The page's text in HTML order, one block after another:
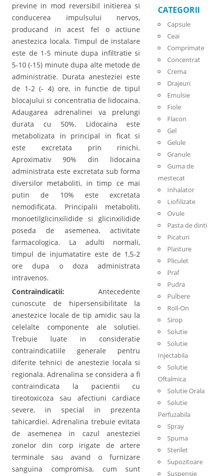
previne in mod reversibil initierea si
conducerea impulsului nervos,
producand in acest fel o actiune
anestezica locala. Timpul de instalare
este de 1-5 minute dupa infiltratie si
5-10 (-15) minute dupa alte metode de
administratie. Durata anesteziei este
de 1-2 (- 4) ore, in functie de tipul
blocajului si concentratia de lidocaina.
Adaugarea adrenalinei va prelungi
durata cu 50%. Lidocaina este
metabolizata in principal in ficat si
este excretata prin rinichi.
Aproximativ 90% din lidocaina
administrata este excretata sub forma
diversilor metaboliti, in timp ce mai
putin de 10% este excretata
nemodificata. Principalii metaboliti,
monoetilglicinxilidide si glicinxilidide
poseda de asemenea, activitate
farmacologica. La adulti normali,
timpul de injumatatire este de 1,5-2
ore dupa o doza administrata
intravenos.
Contraindicatii: Antecedente
cunoscute de hipersensibilitate la
anestezice locale de tip amidic sau la
celelalte componente ale solutiei.
Trebuie luate in consideratie
contraindicatiile generale pentru
diferite tehnici de anestezie locala si
regionala. Adrenalina se considera a fi
contraindicata la pacientii cu
tireotoxicoza sau afectiuni cardiace
severe, in special in prezenta
tahicardiei. Adrenalina trebuie evitata
de asemenea in cazul anesteziei
zonelor din corp irigate de artere
terminale sau avand o furnizare
sanguina compromisa, cum sunt
CATEGORII
Capsule
Ceai
Comprimate
Concentrat
Crema
Drajeuri
Emulsie
Fiole
Flacon
Gel
Gelule
Granule
Guma de
mestecat
Inhalator
Liofilizate
Ovule
Pasta de dinti
Picaturi
Plasture
Pliculet
Praf
Pudra
Pulbere
Roll-On
Sirop
Solutie
Solutie
Injectabila
Solutie
Oftalmica
Solutie Orala
Solutie
Perfuzabila
Spray
Spuma
Sterilet
Supozitoare
Suspensie